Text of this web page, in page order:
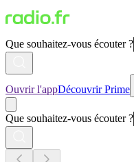
Que souhaitez-vous écouter ?
Ouvrir l'appDécouvrir Prime
Que souhaitez-vous écouter ?